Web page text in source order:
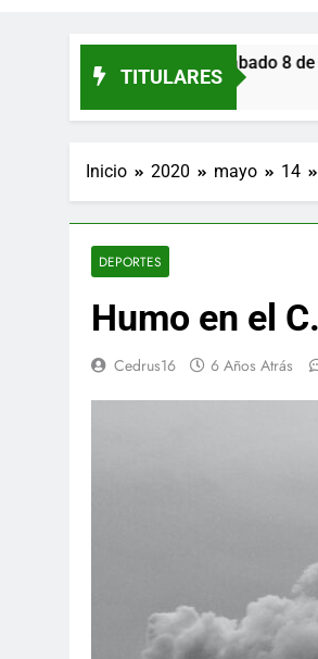
TITULARES
Eresma: sábado 8 de agosto
Inicio 2020 mayo 14
DEPORTES
Humo en el
Cedrus16 6 Años Atrás